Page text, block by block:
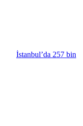
İstanbul’da 257 bin